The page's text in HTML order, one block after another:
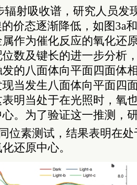
辐射吸收谱，研究人员发
价态逐渐降低，如图3a
作为催化反应的氧化还
数及键长的进一步分析
的八面体向平面四面体
当发生八面体向平面四
明当处于在光照时，氧
。为了验证这一推测，
位素测试，结果表明在
还原中心。